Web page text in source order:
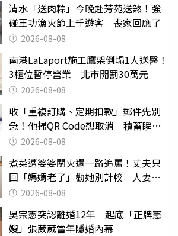
清水「送肉粽」今晚赴芳苑送煞！強
碰王功漁火節上千遊客 喪家回應了
2026-08-08
南港LaLaport施工鷹架倒塌1人送醫！
3櫃位暫停營業 北市開罰30萬元
2026-08-08
收「重複訂購、定期扣款」郵件先別
急！他掃QR Code想取消 積蓄瞬間
蒸發2026-08-08
煮菜遭婆婆關火還一路追罵！丈夫只
回「媽媽老了」勸她別計較 人妻超
崩潰：我像台傭
2026-08-08
吳宗憲突認離婚12年 起底「正牌憲
嫂」張葳葳當年隱婚內幕